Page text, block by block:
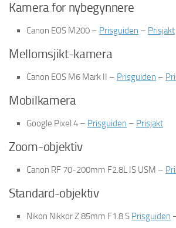
Kamera for nybegynnere
Canon EOS M200 – Prisguiden – Prisjakt
Mellomsjikt-kamera
Canon EOS M6 Mark II – Prisguiden –
Mobilkamera
Google Pixel 4 – Prisguiden – Prisjakt
Zoom-objektiv
Canon RF 70-200mm F2.8L IS USM –
Standard-objektiv
Nikon Nikkor Z 85mm F1.8 S Prisguiden